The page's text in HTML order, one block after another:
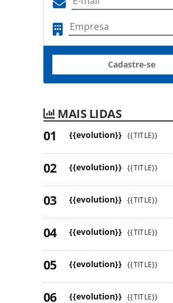
Cadastre-se
MAIS LIDAS
{{evolution}} {{TITLE}}
{{evolution}} {{TITLE}}
{{evolution}} {{TITLE}}
{{evolution}} {{TITLE}}
{{evolution}} {{TITLE}}
{{evolution}} {{TITLE}}